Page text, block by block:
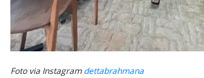
Foto via Instagramdettabrahmana